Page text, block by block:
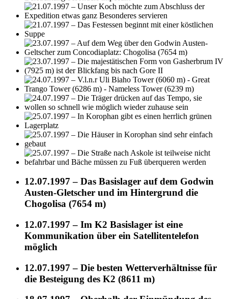
12.07.1997 – Das Basislager auf dem Godwin
Austen-Gletscher und im Hintergrund die
Chogolisa (7654 m)
12.07.1997 – Im K2 Basislager ist eine
Kommunikation über ein Satellitentelefon
möglich
12.07.1997 – Die besten Wetterverhältnisse für
die Besteigung des K2 (8611 m)